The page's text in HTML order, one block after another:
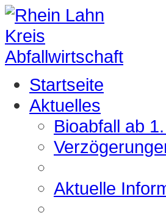
Startseite
Aktuelles
Bioabfall ab
Aktuelle